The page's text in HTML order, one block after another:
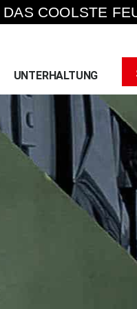
DAS COOLSTE
UNTERHALTUNG